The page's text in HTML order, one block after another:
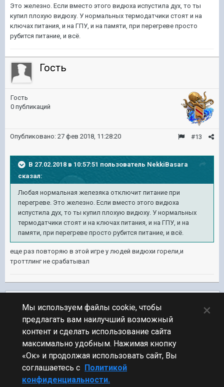
Это железно. Если вместо этого видюха испустила дух, то ты
купил плохую видюху. У нормальных термодатчики стоят и на
ключах питания, и на ГПУ, и на памяти, при перегреве просто
рубится питание, и всё.
Гость
Гость
0 публикаций
#13
Опубликовано: 27 фев 2018, 11:28:20
В 27.02.2018 в 10:57:51 пользователь NekkiBasara
сказал:
Любая нормальная железяка отключит питание при
перегреве. Это железно. Если вместо этого видюха
испустила дух, то ты купил плохую видюху. У нормальных
термодатчики стоят и на ключах питания, и на ГПУ, и на
памяти, при перегреве просто рубится питание, и всё.
еще раз повторяю в этой игре у людей видюхи горели,и
троттлинг не срабатывал
ПЕРЕЙТИ К СПИСКУ ТЕМ
Юмор
Стиль
Мы используем файлы cookie, чтобы
предлагать вам наилучший возможный
контент и сделать использование сайта
максимально удобным. Нажимая кнопку
«Ок» и продолжая использовать сайт, Вы
соглашаетесь с Политикой
конфиденциальности.
×